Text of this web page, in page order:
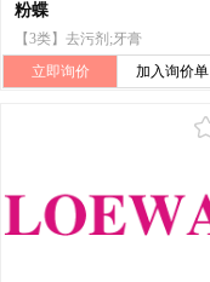
粉蝶
【3类】去污剂;牙膏
立即询价
加入询价单